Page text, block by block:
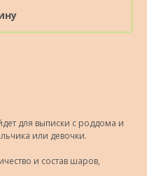
для выписки с роддома и
или девочки.
и состав шаров,